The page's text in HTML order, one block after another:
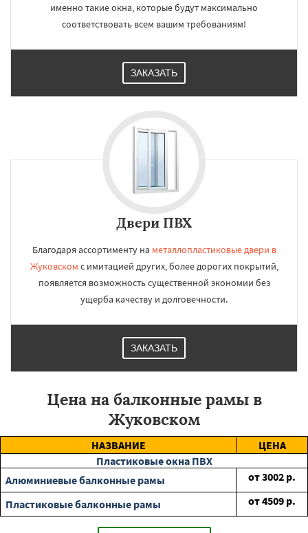
именно такие окна, которые будут максимально
соответствовать всем вашим требованиям!
ЗАКАЗАТЬ
Двери ПВХ
Благодаря ассортименту на металлопластиковые двери в
Жуковском с имитацией других, более дорогих покрытий,
появляется возможность существенной экономии без
ущерба качеству и долговечности.
ЗАКАЗАТЬ
Цена на балконные рамы в
Жуковском
НАЗВАНИЕ
ЦЕНА
Пластиковые окна ПВХ
Алюминиевые балконные рамы
от3002 р.
Пластиковые балконные рамы
от4509 р.